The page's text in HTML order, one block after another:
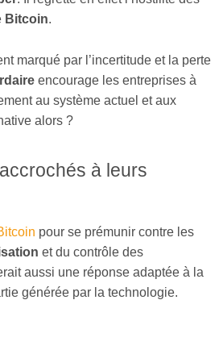
Bitcoin.
marqué par l’incertitude et la perte
encourage les entreprises à
au système actuel et aux
alors ?
à leurs
pour se prémunir contre les
et du contrôle des
aussi une réponse adaptée à la
générée par la technologie.